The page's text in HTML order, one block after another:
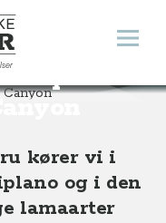
Åbn
Altiplano
Colca Canyon
kører vi i
og i den
lamaarter